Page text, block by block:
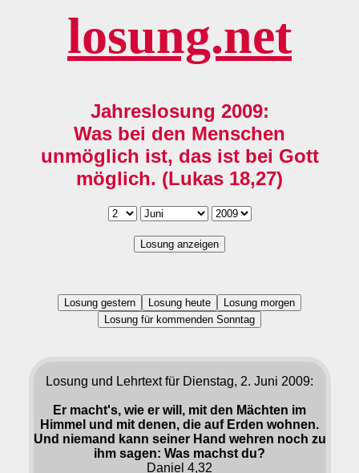
losung.net
Jahreslosung 2009:
Was bei den Menschen
unmöglich ist, das ist bei Gott
möglich. (Lukas 18,27)
Losung anzeigen
Losung gestern Losung heute
Losung morgen
Losung für kommenden Sonntag
Losung und Lehrtext für Dienstag, 2. Juni 2009:
Er macht's, wie er will, mit den Mächten im
Himmel und mit denen, die auf Erden wohnen.
Und niemand kann seiner Hand wehren noch zu
ihm sagen: Was machst du?
Daniel 4,32